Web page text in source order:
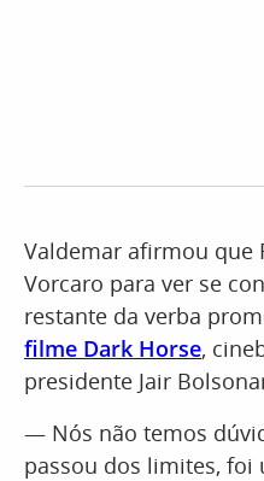
Valdemar afirmou que
Vorcaro para ver se
restante da verba
filme Dark Horse,
presidente Jair
— Nós não temos
passou dos limites, foi